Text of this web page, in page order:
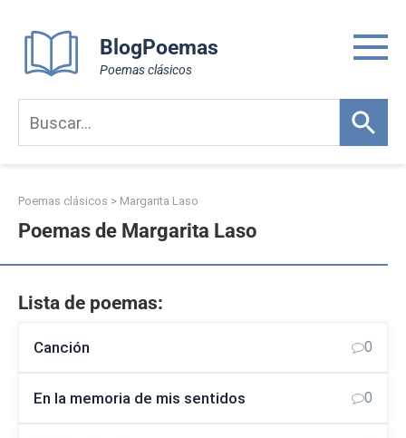
content
BlogPoemas
Poemas clásicos
Poemas clásicos > Margarita Laso
Poemas de Margarita Laso
Lista de poemas:
Canción 0
En la memoria de mis sentidos 0